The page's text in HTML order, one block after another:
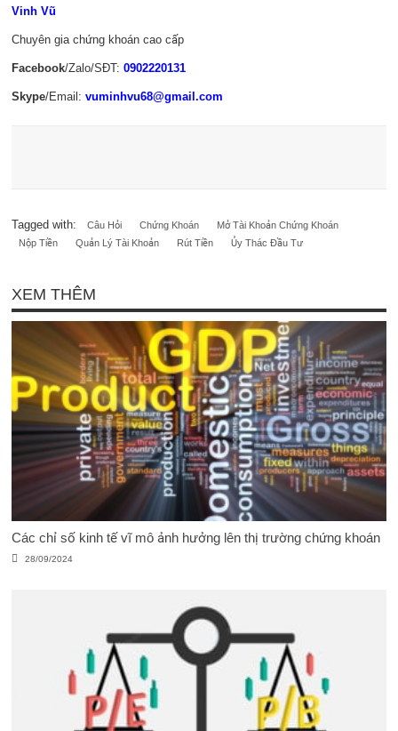
Vinh Vũ
Chuyên gia chứng khoán cao cấp
Facebook/Zalo/SĐT:0902220131
Skype/Email:vuminhvu68@gmail.com
Tagged with: Câu Hỏi Chứng Khoán
Mở Tài Khoản Chứng Khoán
Nộp Tiền
Quản Lý Tài Khoản Rút Tiền Ủy Thác Đầu Tư
XEM THÊM
Các chỉ số kinh tế vĩ mô ảnh hưởng lên thị trường chứng khoán
28/09/2024